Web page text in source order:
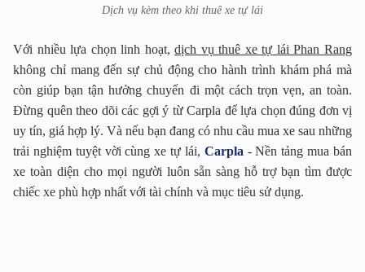
Dịch vụ kèm theo khi thuê xe tự lái
Với nhiều lựa chọn linh hoạt,dịch vụ thuê xe tự lái Phan Rang
không chỉ mang đến sự chủ động cho hành trình khám phá mà
còn giúp bạn tận hưởng chuyến đi một cách trọn vẹn, an toàn.
Đừng quên theo dõi các gợi ý từ Carpla để lựa chọn đúng đơn vị
uy tín, giá hợp lý. Và nếu bạn đang có nhu cầu mua xe sau những
trải nghiệm tuyệt vời cùng xe tự lái, Carpla - Nền tảng mua bán
xe toàn diện cho mọi người luôn sẵn sàng hỗ trợ bạn tìm được
chiếc xe phù hợp nhất với tài chính và mục tiêu sử dụng.